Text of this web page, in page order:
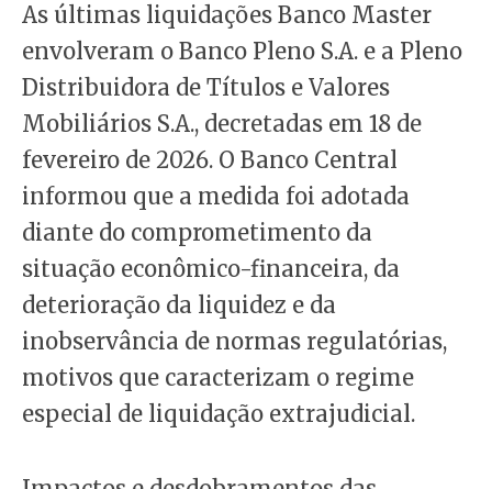
As últimas liquidações Banco Master
envolveram o Banco Pleno S.A. e a Pleno
Distribuidora de Títulos e Valores
Mobiliários S.A., decretadas em 18 de
fevereiro de 2026. O Banco Central
informou que a medida foi adotada
diante do comprometimento da
situação econômico-financeira, da
deterioração da liquidez e da
inobservância de normas regulatórias,
motivos que caracterizam o regime
especial de liquidação extrajudicial.